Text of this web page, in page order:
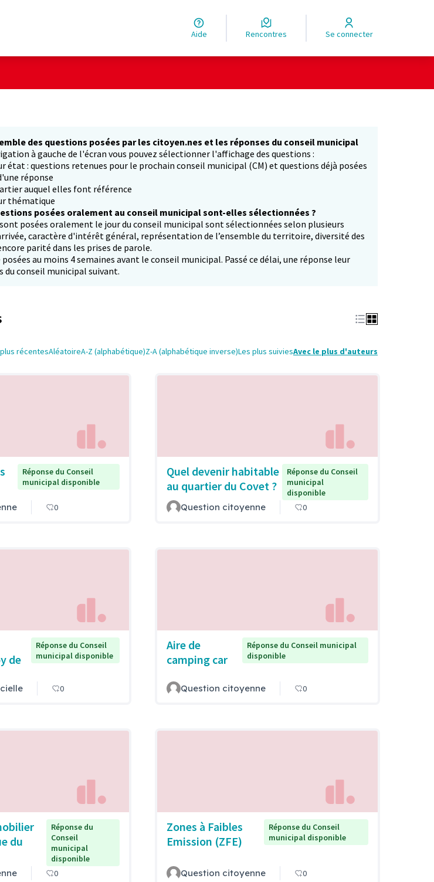
Aide Rencontres Se connecter
des questions posées par les citoyen.nes et les réponses du conseil municipal
à gauche de l'écran vous pouvez sélectionner l'affichage des questions :
état : questions retenues pour le prochain conseil municipal (CM) et questions déjà posées
réponse
auquel elles font référence
thématique
posées oralement au conseil municipal sont-elles sélectionnées ?
posées oralement le jour du conseil municipal sont sélectionnées selon plusieurs
caractère d'intérêt général, représentation de l’ensemble du territoire, diversité des
parité dans les prises de parole.
au moins 4 semaines avant le conseil municipal. Passé ce délai, une réponse leur
du conseil municipal suivant.
récentesAléatoireA-Z (alphabétique)Z-A (alphabétique inverse)Les plus suiviesAvec le plus d'auteurs
Réponse du Conseil
municipal disponible
0
Quel devenir habitable
au quartier du Covet ?
Réponse du Conseil
municipal
disponible
Question citoyenne 0
de
Réponse du Conseil
municipal disponible
0
Aire de
camping car
Réponse du Conseil municipal
disponible
Question citoyenne 0
du
Réponse du
Conseil
municipal
disponible
0
Zones à Faibles
Emission (ZFE)
Réponse du Conseil
municipal disponible
Question citoyenne 0